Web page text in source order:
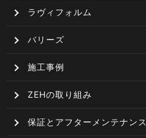
ラヴィフォルム
バリーズ
施工事例
ZEHの取り組み
保証とアフターメンテナンス